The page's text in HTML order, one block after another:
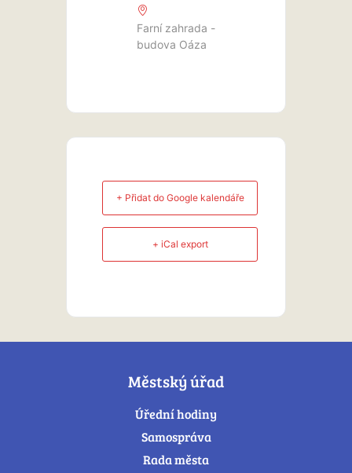
Farní zahrada -
budova Oáza
+ Přidat do Google kalendáře
+ iCal export
Městský úřad
Úřední hodiny
Samospráva
Rada města